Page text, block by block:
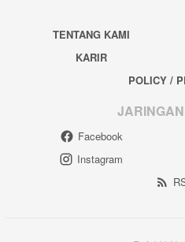
TENTANG KAMI
KARIR
POLICY /
Facebook
Instagram